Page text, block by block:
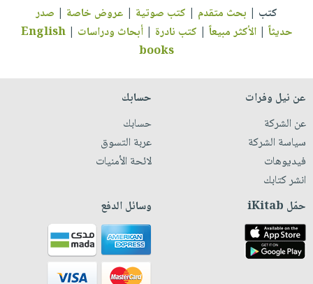
كتب | بحث متقدم | كتب صوتية | عروض خاصة | صدر
حديثاً |الأكثر مبيعاً | كتب نادرة |أبحاث ودراسات |
English
books
عن نيل وفرات
عن الشركة
سياسة الشركة
فيديوهات
انشر كتابك
حسابك
حسابك
عربة التسوق
لائحة الأمنيات
حمّل iKitab وسائل الدفع